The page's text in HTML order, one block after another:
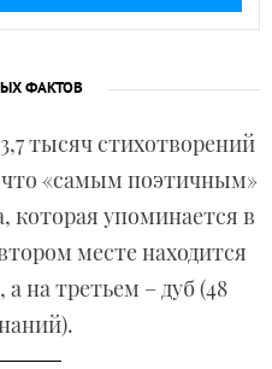
ФАКТОВ
тысяч стихотворений
что «самым поэтичным»
которая упоминается в
месте находится
на третьем – дуб (48